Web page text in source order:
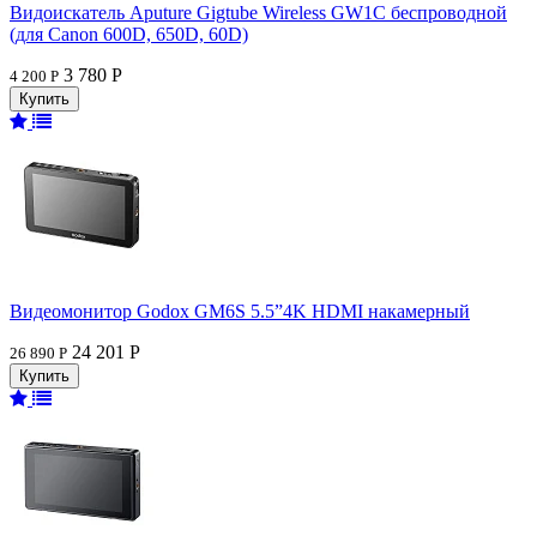
Видоискатель Aputure Gigtube Wireless GW1C беспроводной
(для Canon 600D, 650D, 60D)
4 200 Р 3 780 Р
Видеомонитор Godox GM6S 5.5”4K HDMI накамерный
26 890 Р 24 201 Р